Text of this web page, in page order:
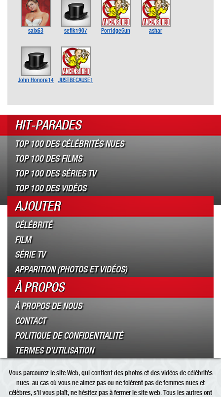
saix63 sefik1907 PorridgeGun ashar
John Honore14 JUSTBECAUSE1
HIT-PARADES
TOP 100 DES CÉLÉBRITÉS NUES
TOP 100 DES FILMS
TOP 100 DES SÉRIES TV
TOP 100 DES VIDÉOS
AJOUTER
CÉLÉBRITÉ
FILM
SÉRIE TV
APPARITION (PHOTOS ET VIDÉOS)
À PROPOS
À PROPOS DE NOUS
CONTACT
POLITIQUE DE CONFIDENTIALITÉ
TERMES D’UTILISATION
Vous parcourez le site Web, qui contient des photos et des vidéos de célébrités
nues. au cas où vous ne aimez pas ou ne tolèrent pas de femmes nues et
célèbres, s’il vous plaît, ne hésitez pas à fermer le site web. Tous les autres ont